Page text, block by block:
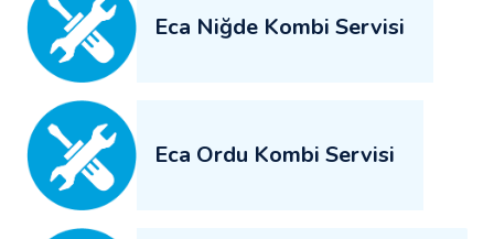
Eca Niğde Kombi Servisi
Eca Ordu Kombi Servisi